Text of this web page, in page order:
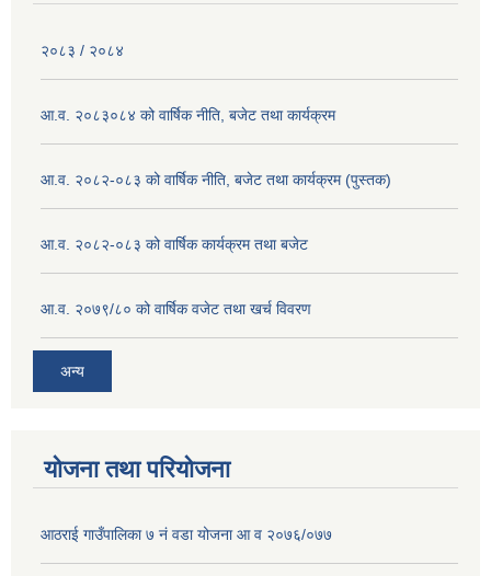
२०८३ / २०८४
आ.व. २०८३०८४ को वार्षिक नीति, बजेट तथा कार्यक्रम
आ.व. २०८२-०८३ को वार्षिक नीति, बजेट तथा कार्यक्रम (पुस्तक)
आ.व. २०८२-०८३ को वार्षिक कार्यक्रम तथा बजेट
आ.व. २०७९/८० को वार्षिक वजेट तथा खर्च विवरण
अन्य
योजना तथा परियोजना
आठराई गाउँपालिका ७ नं वडा योजना आ व २०७६/०७७